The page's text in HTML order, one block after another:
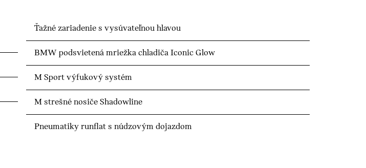
Ťažné zariadenie s vysúvateľnou hlavou
BMW podsvietená mriežka chladiča Iconic Glow
M Sport výfukový systém
M strešné nosiče Shadowline
Pneumatiky runflat s núdzovým dojazdom